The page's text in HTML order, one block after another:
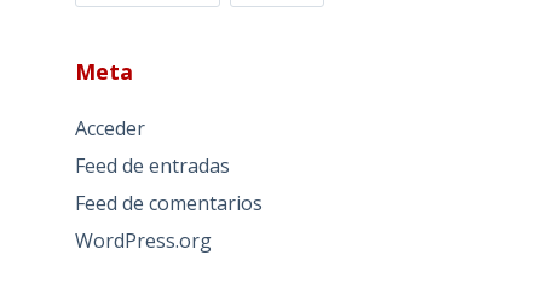
Meta
Acceder
Feed de entradas
Feed de comentarios
WordPress.org